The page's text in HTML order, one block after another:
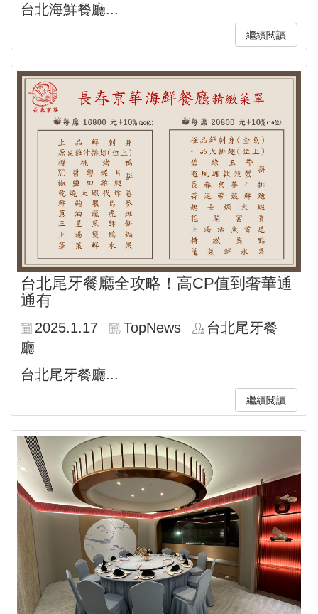
台北海鮮餐廳...
繼續閱讀
台北尾牙餐廳全攻略！高CP值到奢華通
通有
2025.1.17 TopNews
台北尾牙餐
廳
台北尾牙餐廳...
繼續閱讀